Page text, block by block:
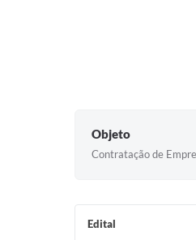
Objeto
Contratação de
Edital